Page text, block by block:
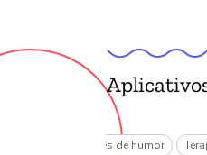
Monitores de humor